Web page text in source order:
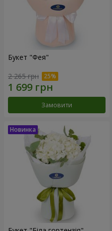
Букет "Фея"
2 265 грн
Замовити